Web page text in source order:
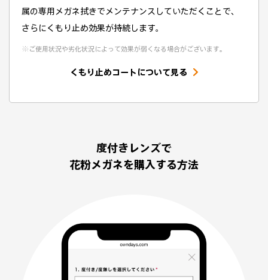
属の専用メガネ拭きでメンテナンスしていただくことで、
さらにくもり止め効果が持続します。
※ ご使用状況や劣化状況によって効果が弱くなる場合がございます。
くもり止めコートについて見る
度付きレンズで
花粉メガネを購入する方法